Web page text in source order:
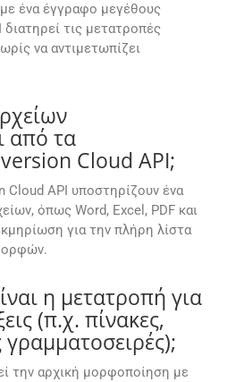
ένα έγγραφο μεγέθους
τις μετατροπές
να αντιμετωπίζει
από τα
Cloud API;
Cloud API υποστηρίζουν ένα
όπως Word, Excel, PDF και
για την πλήρη λίστα
η μετατροπή για
(π.χ. πίνακες,
την αρχική μορφοποίηση με